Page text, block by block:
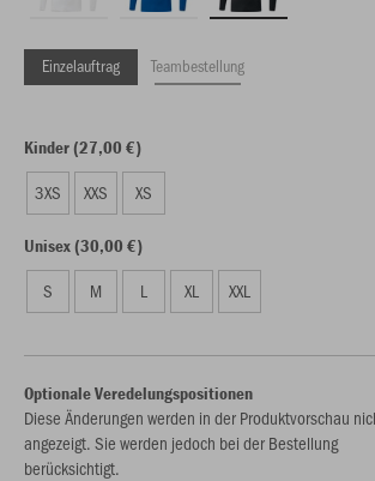
Einzelauftrag Teambestellung
Kinder (27,00 €)
3XS XXS XS
Unisex (30,00 €)
S M L XL XXL
Optionale Veredelungspositionen
Diese Änderungen werden in der Produktvorschau
angezeigt. Sie werden jedoch bei der Bestellung
berücksichtigt.